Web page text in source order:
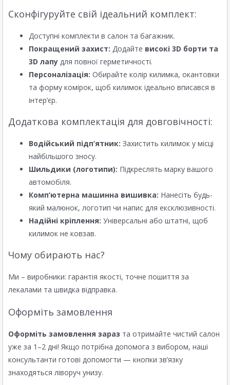
Сконфігуруйте свій ідеальний комплект:
Доступні комплекти в салон та багажник.
Покращений захист: Додайте високі 3D борти та
3D лапу для повної герметичності.
Персоналізація: Обирайте колір килимка, окантовки
та форму комірок, щоб килимок ідеально вписався в
інтер’єр.
Додаткова комплектація для довговічності:
Водійський підп’ятник: Захистить килимок у місці
найбільшого зносу.
Шильдики (логотипи): Підкреслять марку вашого
автомобіля.
Комп’ютерна машинна вишивка: Нанесіть будь-
який малюнок, логотип чи напис для ексклюзивності.
Надійні кріплення: Універсальні або штатні, щоб
килимок не ковзав.
Чому обирають нас?
Ми – виробники: гарантія якості, точне пошиття за
лекалами та швидка відправка.
Оформіть замовлення
Оформіть замовлення зараз та отримайте чистий салон
уже за 1–2 дні! Якщо потрібна допомога з вибором, наші
консультанти готові допомогти — кнопки зв’язку
знаходяться ліворуч унизу.